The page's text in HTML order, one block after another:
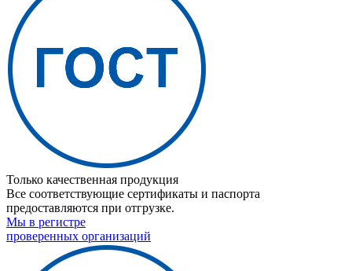
Только качественная продукция
Все соответствующие сертификаты и паспорта
предоставляются при отгрузке.
Мы в регистре
проверенных организаций